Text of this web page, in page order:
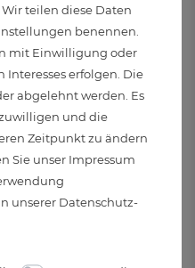
7,95 €
6W
teilen diese Daten
benennen.
mit Einwilligung oder
erfolgen. Die
abgelehnt werden. Es
und die
Zeitpunkt zu ändern
Sie unser Impressum
unserer Daten­schutz­